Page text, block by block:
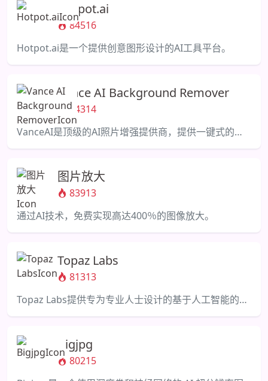
Hotpot.ai
84516
Hotpot.ai是一个提供创意图形设计的AI工具平台。
Vance AI Background Remover
84314
VanceAI是顶级的AI照片增强提供商，提供一键式的编辑照片解决方案。（13个字）
图片放大
83913
通过AI技术，免费实现高达400％的图像放大。
Topaz Labs
81313
Topaz Labs提供专为专业人士设计的基于人工智能的软件，用于增强照片和视频。
Bigjpg
80215